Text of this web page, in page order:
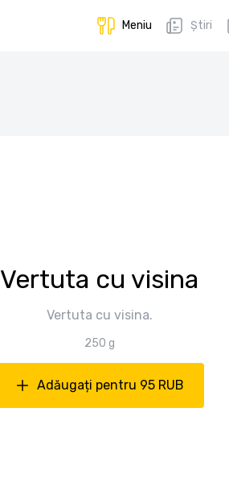
Meniu Știri
Vertuta cu visina
Vertuta cu visina.
250 g
Adăugați pentru 95 RUB